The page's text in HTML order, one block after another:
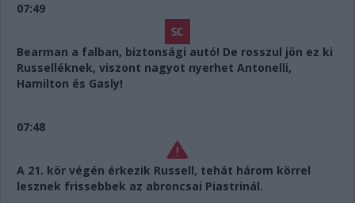
07:49
Bearman a falban, biztonsági autó! De rosszul jön ez ki
Russelléknek, viszont nagyot nyerhet Antonelli,
Hamilton és Gasly!
07:48
A 21. kör végén érkezik Russell, tehát három körrel
lesznek frissebbek az abroncsai Piastrinál.